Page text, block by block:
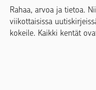
Rahaa, arvoa ja tietoa.
viikottaisissa
kokeile. Kaikki kentät